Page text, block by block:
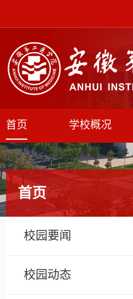
首页 学校概况
首页
校园要闻
校园动态